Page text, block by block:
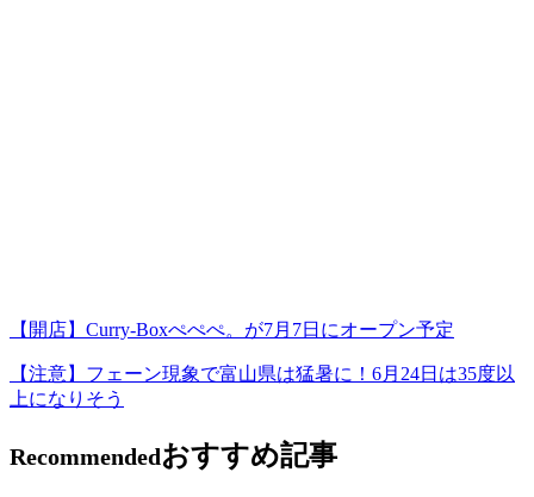
【開店】Curry-Boxぺぺぺ。が7月7日にオープン予定
【注意】フェーン現象で富山県は猛暑に！6月24日は35度以
上になりそう
Recommendedおすすめ記事